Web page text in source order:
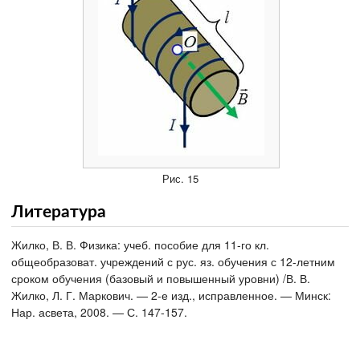
Рис. 15
Литература
Жилко, В. В. Физика: учеб. пособие для 11-го кл.
общеобразоват. учреждений с рус. яз. обучения с 12-летним
сроком обучения (базовый и повышенный уровни) /В. В.
Жилко, Л. Г. Маркович. — 2-е изд., исправленное. — Минск:
Нар. асвета, 2008. — С. 147-157.